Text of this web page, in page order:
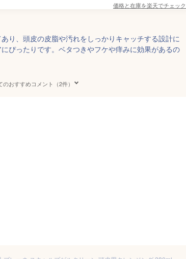
価格と在庫を楽天でチェック
り、頭皮の皮脂や汚れをしっかりキャッチする設計に
ぴったりです。ベタつきやフケや痒みに効果があるの
のおすすめコメント（2件）